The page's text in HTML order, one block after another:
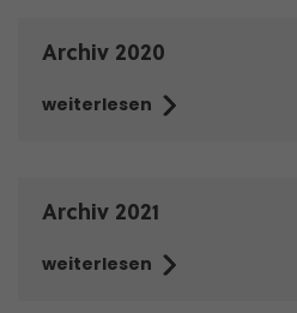
Archiv 2020
weiterlesen
Archiv 2021
weiterlesen